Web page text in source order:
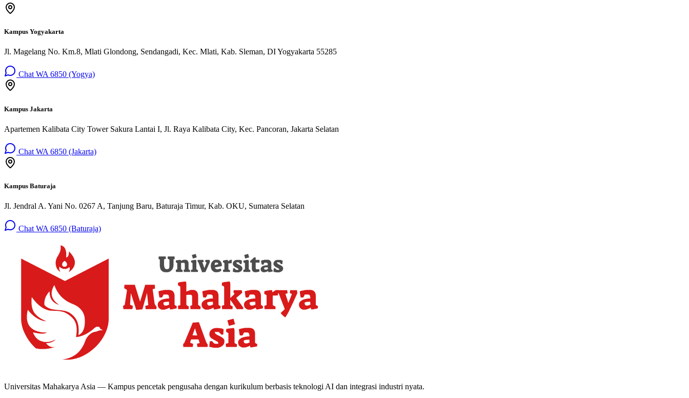
Kampus Yogyakarta
Jl. Magelang No. Km.8, Mlati Glondong, Sendangadi, Kec. Mlati, Kab. Sleman, DI Yogyakarta 55285
Chat WA 6850 (Yogya)
Kampus Jakarta
Apartemen Kalibata City Tower Sakura Lantai I, Jl. Raya Kalibata City, Kec. Pancoran, Jakarta Selatan
Chat WA 6850 (Jakarta)
Kampus Baturaja
Jl. Jendral A. Yani No. 0267 A, Tanjung Baru, Baturaja Timur, Kab. OKU, Sumatera Selatan
Chat WA 6850 (Baturaja)
Universitas Mahakarya Asia — Kampus pencetak pengusaha dengan kurikulum berbasis teknologi AI dan integrasi industri nyata.